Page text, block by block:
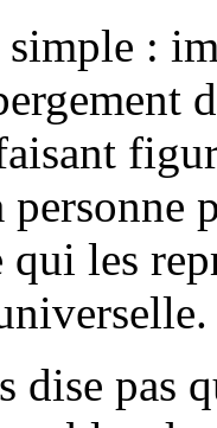
:
les
dise pas